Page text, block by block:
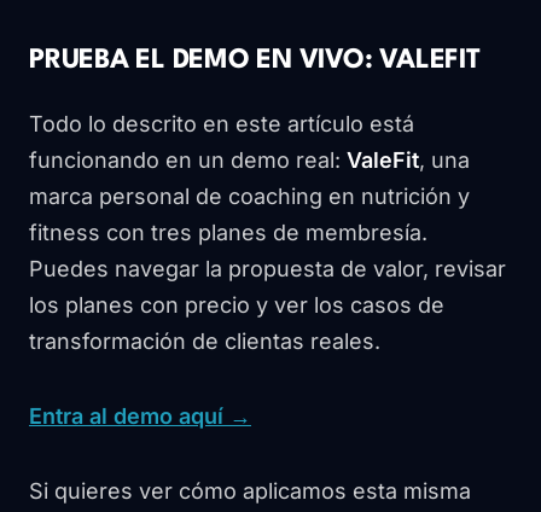
PRUEBA EL DEMO EN VIVO: VALEFIT
Todo lo descrito en este artículo está
funcionando en un demo real: ValeFit, una
marca personal de coaching en nutrición y
fitness con tres planes de membresía.
Puedes navegar la propuesta de valor, revisar
los planes con precio y ver los casos de
transformación de clientas reales.
Entra al demo aquí →
Si quieres ver cómo aplicamos esta misma